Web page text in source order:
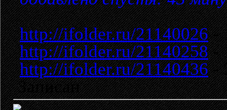
http://ifolder.ru/21140026-
http://ifolder.ru/21140258-
http://ifolder.ru/21140436-
Записан